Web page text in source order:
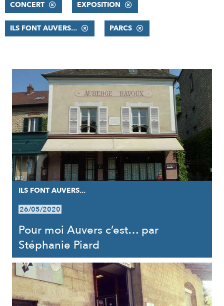
CONCERT EXPOSITION
ILS FONT AUVERS... PARCS
RÉSULTATS
ILS FONT AUVERS...
26/05/2020
Pour moi Auvers c’est… par
Stéphanie Piard